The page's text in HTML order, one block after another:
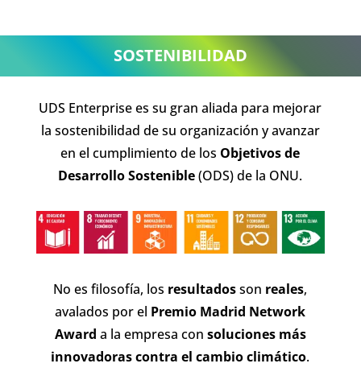
SOSTENIBILIDAD
UDS Enterprise es su gran aliada para mejorar
la sostenibilidad de su organización y avanzar
en el cumplimiento de los Objetivos de
Desarrollo Sostenible(ODS) de la ONU.
No es filosofía, los resultadosson reales,
avalados por el Premio Madrid Network
Award a la empresa con soluciones más
innovadoras contra el cambio climático.